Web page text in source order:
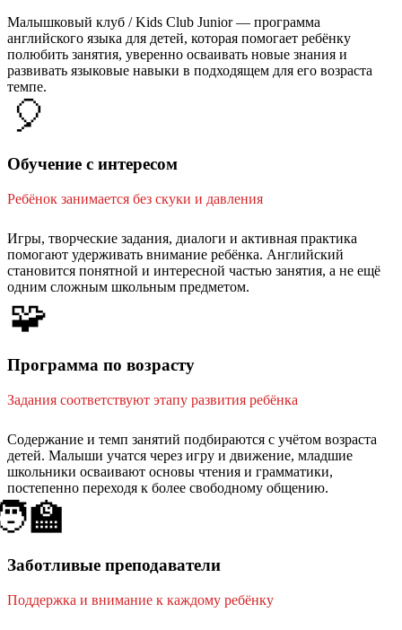
Малышковый клуб / Kids Club Junior — программа
английского языка для детей, которая помогает ребёнку
полюбить занятия, уверенно осваивать новые знания и
развивать языковые навыки в подходящем для его возраста
темпе.
🎈
Обучение с интересом
Ребёнок занимается без скуки и давления
Игры, творческие задания, диалоги и активная практика
помогают удерживать внимание ребёнка. Английский
становится понятной и интересной частью занятия, а не ещё
одним сложным школьным предметом.
🧩
Программа по возрасту
Задания соответствуют этапу развития ребёнка
Содержание и темп занятий подбираются с учётом возраста
детей. Малыши учатся через игру и движение, младшие
школьники осваивают основы чтения и грамматики,
постепенно переходя к более свободному общению.
Заботливые преподаватели
Поддержка и внимание к каждому ребёнку